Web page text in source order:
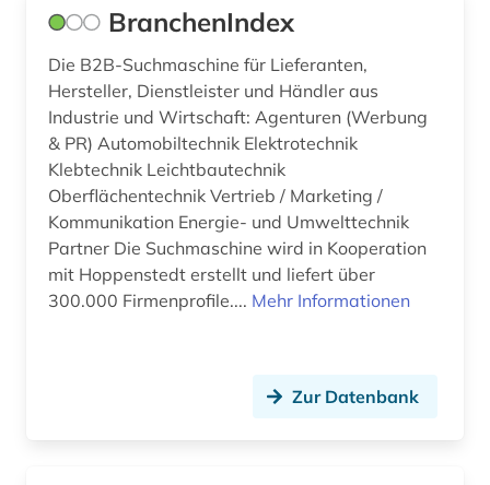
nachricht (1)
nachrichtentechnik (2)
nachwachsender rohstoff (1)
nanotechnologie (4)
nanowissenschaft (1)
naturgefahr (1)
naturschutz (1)
BranchenIndex
Die B2B-Suchmaschine für Lieferanten,
Hersteller, Dienstleister und Händler aus
Industrie und Wirtschaft: Agenturen (Werbung
& PR) Automobiltechnik Elektrotechnik
Klebtechnik Leichtbautechnik
Oberflächentechnik Vertrieb / Marketing /
Kommunikation Energie- und Umwelttechnik
Partner Die Suchmaschine wird in Kooperation
mit Hoppenstedt erstellt und liefert über
300.000 Firmenprofile.... Mehr Informationen
Zur Datenbank